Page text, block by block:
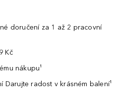
doručení za 1 až 2 pracovní
Kč
nákupu¹
Darujte radost v krásném balení¹